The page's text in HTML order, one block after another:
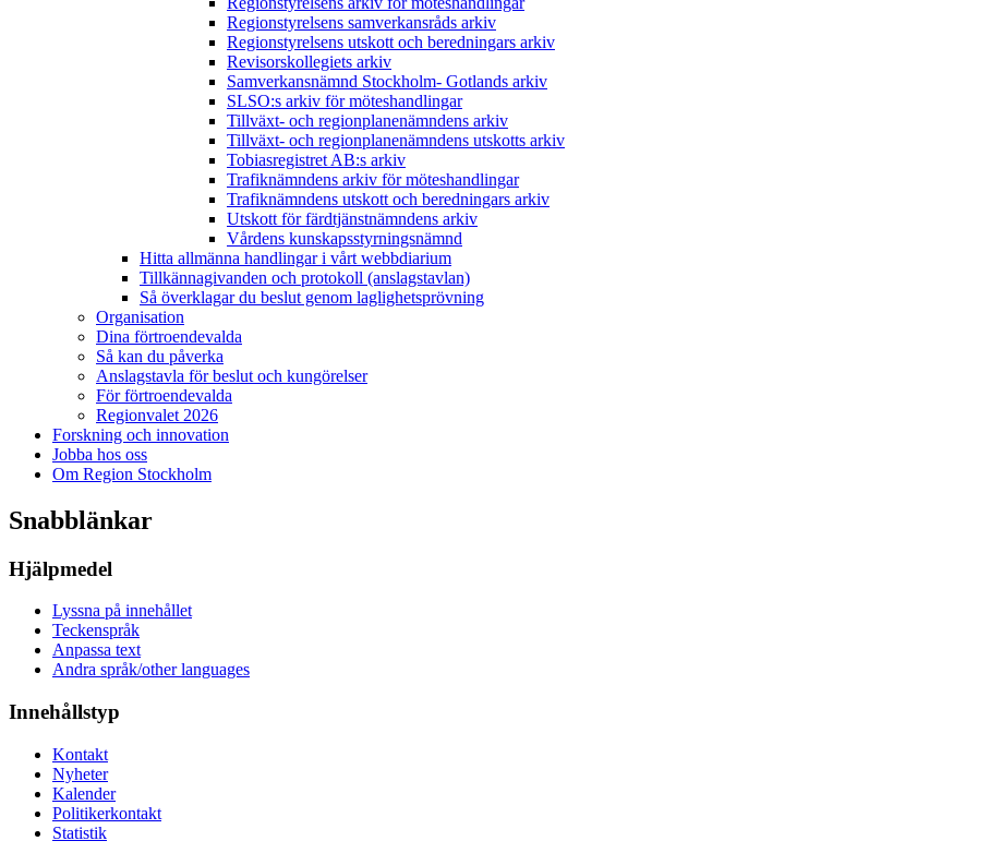
Regionstyrelsens samverkansråds arkiv
Regionstyrelsens utskott och beredningars arkiv
Revisorskollegiets arkiv
Samverkansnämnd Stockholm- Gotlands arkiv
SLSO:s arkiv för möteshandlingar
Tillväxt- och regionplanenämndens arkiv
Tillväxt- och regionplanenämndens utskotts arkiv
Tobiasregistret AB:s arkiv
Trafiknämndens arkiv för möteshandlingar
Trafiknämndens utskott och beredningars arkiv
Utskott för färdtjänstnämndens arkiv
Vårdens kunskapsstyrningsnämnd
Hitta allmänna handlingar i vårt webbdiarium
Tillkännagivanden och protokoll (anslagstavlan)
Så överklagar du beslut genom laglighetsprövning
Organisation
Dina förtroendevalda
Så kan du påverka
Anslagstavla för beslut och kungörelser
För förtroendevalda
Regionvalet 2026
Forskning och innovation
Jobba hos oss
Om Region Stockholm
Snabblänkar
Hjälpmedel
Lyssna på innehållet
Teckenspråk
Anpassa text
Andra språk/other languages
Innehållstyp
Kontakt
Nyheter
Kalender
Politikerkontakt
Statistik